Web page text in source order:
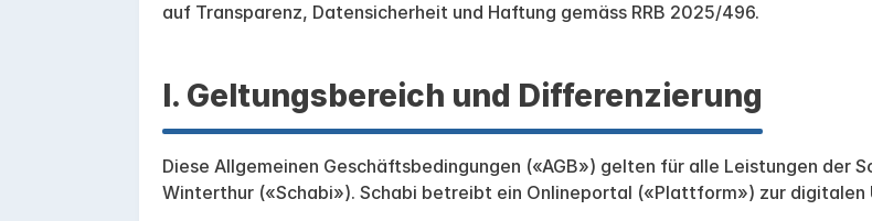
auf Transparenz, Datensicherheit und Haftung gemäss RRB 2025/496.
I. Geltungsbereich und Differenzierung
Diese Allgemeinen Geschäftsbedingungen («AGB») gelten für alle Leistungen der
Winterthur («Schabi»). Schabi betreibt ein Onlineportal («Plattform») zur digitalen